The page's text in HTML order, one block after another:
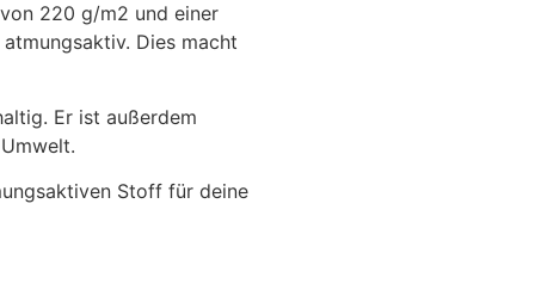
220 g/m2 und einer
Dies macht
Er ist außerdem
Stoff für deine